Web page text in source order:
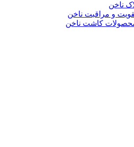
ناخن
و مراقبت ناخن
کاشت ناخن